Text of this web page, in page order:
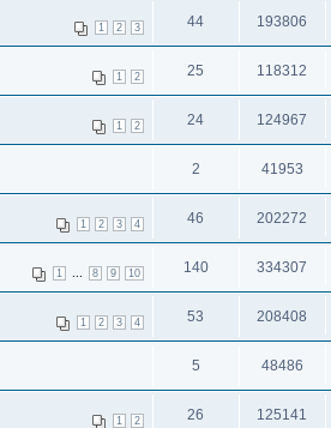
1 2 3 44 193806
1 2 25 118312
1 2 24 124967
2 41953
1 2 3 4 46 202272
1 8 9 10 140 334307
1 2 3 4 53 208408
5 48486
1 2 26 125141